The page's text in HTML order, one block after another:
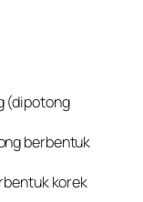
(dipotong
berbentuk
korek